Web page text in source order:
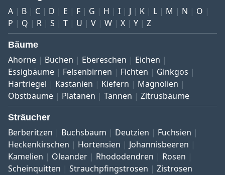
A B C D E F G H I J K L M N
O
P
Q R S T U V W X Y Z
Bäume
Ahorne Buchen Ebereschen
Eichen
Essigbäume
Felsenbirnen Fichten
Ginkgos
Hartriegel
Kastanien Kiefern
Magnolien
Obstbäume
Platanen Tannen Zitrusbäume
Sträucher
Berberitzen Buchsbaum Deutzien
Fuchsien
Heckenkirschen
Hortensien
Johannisbeeren
Kamelien
Oleander Rhododendren
Rosen
Scheinquitten
Strauchpfingstrosen Zistrosen